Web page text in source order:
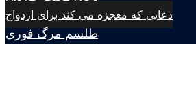
دعایی که معجزه می کند برای ازدواج
طلسم مرگ فوری